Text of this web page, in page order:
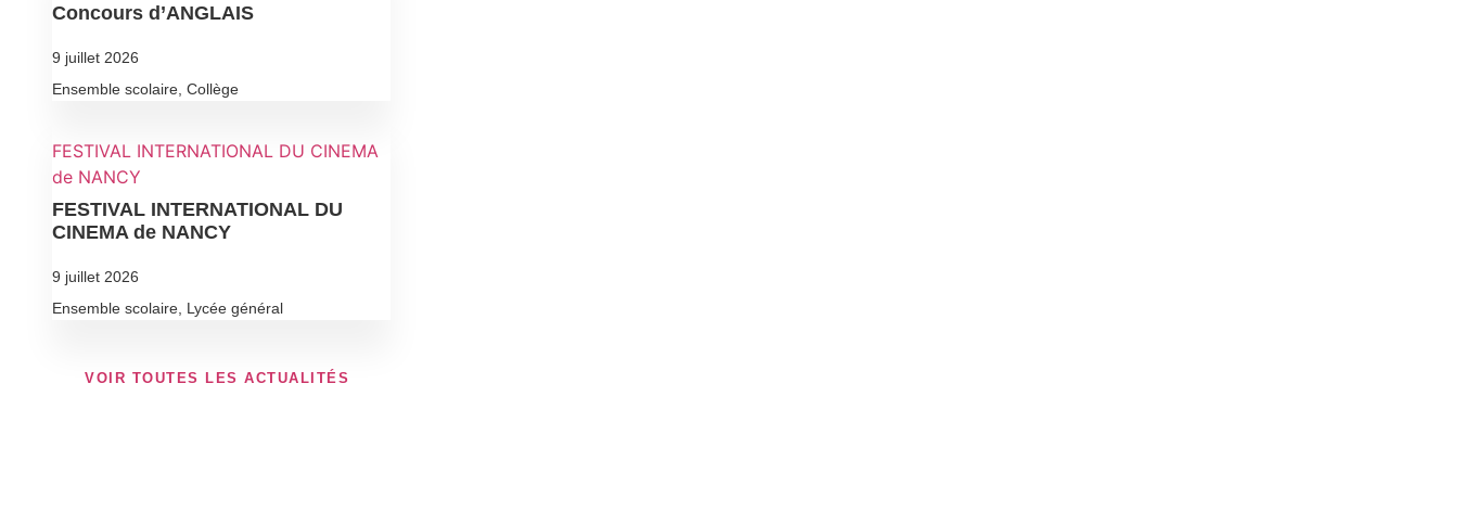
Concours d’ANGLAIS
9 juillet 2026
Ensemble scolaire Collège
FESTIVAL INTERNATIONAL DU CINEMA
de NANCY
FESTIVAL INTERNATIONAL DU
CINEMA de NANCY
9 juillet 2026
Ensemble scolaire Lycée général
VOIR TOUTES LES ACTUALITÉS